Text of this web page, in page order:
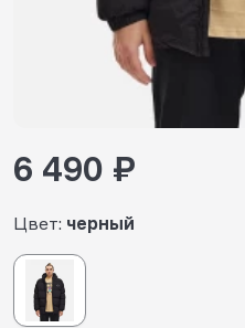
Цвет: черный
6 490 ₽